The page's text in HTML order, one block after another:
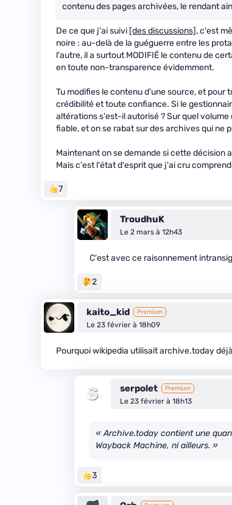
contenu des pages archivées, le rendant
De ce que j'ai suivi [des discussions], c'est
noire : au-delà de la guéguerre entre les
l'autre, il a surtout MODIFIÉ le contenu de
en toute non-transparence évidemment.
Tu modifies le contenu d'une source, et
crédibilité et toute confiance. Si le
altérations s'est-il autorisé ? Sur quel
fiable, et on se rabat sur des archives qui
Maintenant on se demande si cette décision
Mais c'est l'état d'esprit que j'ai cru
7
TroudhuK
Le 2 mars à 12h43
C'est avec ce raisonnement
2
kaito_kid Premium
Le 23 février à 18h09
Pourquoi wikipedia utilisait archive.today
serpolet Premium
Le 23 février à 18h13
« Archive.today contient une
Wayback Machine, ni ailleurs. »
3